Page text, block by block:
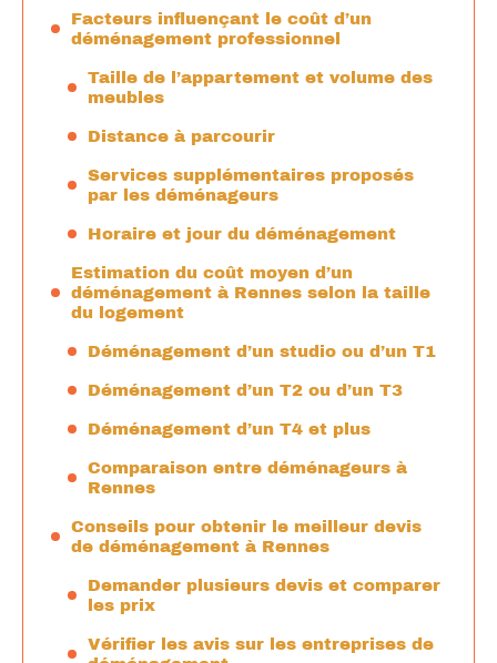
Facteurs influençant le coût d’un
déménagement professionnel
Taille de l’appartement et volume des
meubles
Distance à parcourir
Services supplémentaires proposés
par les déménageurs
Horaire et jour du déménagement
Estimation du coût moyen d’un
déménagement à Rennes selon la taille
du logement
Déménagement d’un studio ou d’un T1
Déménagement d’un T2 ou d’un T3
Déménagement d’un T4 et plus
Comparaison entre déménageurs à
Rennes
Conseils pour obtenir le meilleur devis
de déménagement à Rennes
Demander plusieurs devis et comparer
les prix
Vérifier les avis sur les entreprises de